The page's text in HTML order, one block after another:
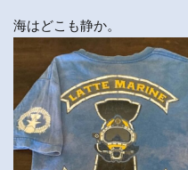
海はどこも静か。